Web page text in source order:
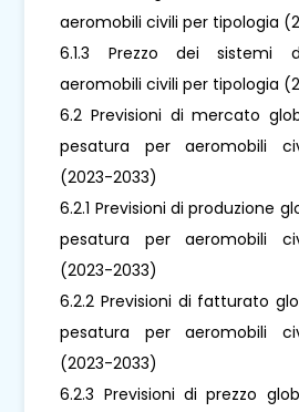
aeromobili civili per tipologia
6.1.3 Prezzo dei sistemi
aeromobili civili per tipologia
6.2 Previsioni di mercato
pesatura per aeromobili
(2023-2033)
6.2.1 Previsioni di produzione
pesatura per aeromobili
(2023-2033)
6.2.2 Previsioni di fatturato
pesatura per aeromobili
(2023-2033)
6.2.3 Previsioni di prezzo